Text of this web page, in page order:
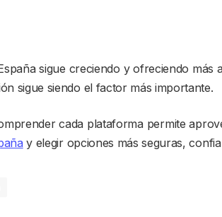
sigue creciendo y ofreciendo más
sigue siendo el factor más importante.
cada plataforma permite
y elegir opciones más seguras,